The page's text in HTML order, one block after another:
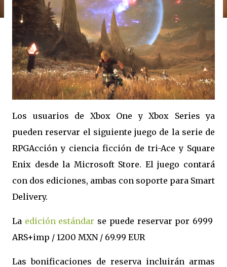
Los usuarios de Xbox One y Xbox Series ya
pueden reservar el siguiente juego de la serie de
RPGAcción y ciencia ficción de tri-Ace y Square
Enix desde la Microsoft Store. El juego contará
con dos ediciones, ambas con soporte para Smart
Delivery.
La edición estándar se puede reservar por 6999
ARS+imp / 1200 MXN / 69.99 EUR
Las bonificaciones de reserva incluirán armas